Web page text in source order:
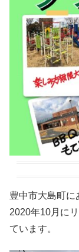
豊中市大島町に
2020年10月に
ています。